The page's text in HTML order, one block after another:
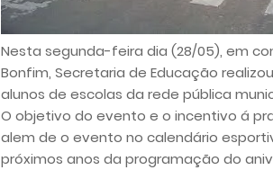
Nesta segunda-feira dia (28/05), em
Bonfim, Secretaria de Educação realizou
alunos de escolas da rede pública
O objetivo do evento e o incentivo á
alem de o evento no calendário
próximos anos da programação do